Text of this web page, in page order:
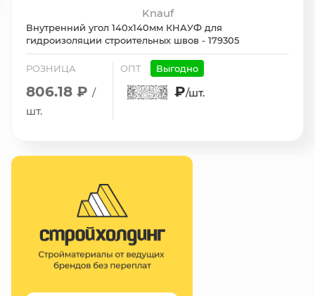
Knauf
Внутренний угол 140х140мм КНАУФ для
гидроизоляции строительных швов - 179305
РОЗНИЦА
806.18 ₽ /
шт.
ОПТ Выгодно
₽/шт.